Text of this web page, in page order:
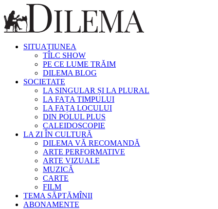
SITUAȚIUNEA
TÎLC SHOW
PE CE LUME TRĂIM
DILEMA BLOG
SOCIETATE
LA SINGULAR ȘI LA PLURAL
LA FAȚA TIMPULUI
LA FAȚA LOCULUI
DIN POLUL PLUS
CALEIDOSCOPIE
LA ZI ÎN CULTURĂ
DILEMA VĂ RECOMANDĂ
ARTE PERFORMATIVE
ARTE VIZUALE
MUZICĂ
CARTE
FILM
TEMA SĂPTĂMÎNII
ABONAMENTE